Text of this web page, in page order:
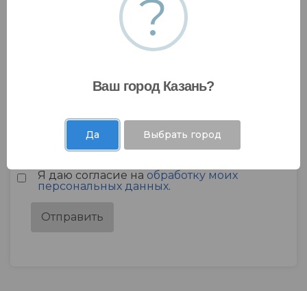
Я даю согласие на обработку моих
персональных данных.
?
Ваш город Казань?
Да Выбрать город